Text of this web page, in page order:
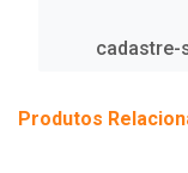
cadastre-
Produtos